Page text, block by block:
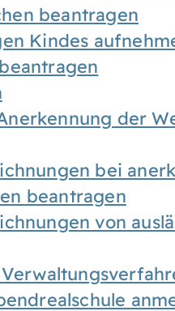
beantragen
Kindes
der
bei
beantragen
von